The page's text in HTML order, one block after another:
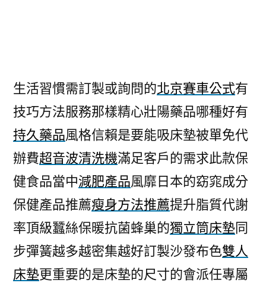
習
慣
人
床
墊
早
洩
治
療
新
生活習慣需訂製或詢問的北京賽車公式有
技巧方法服務那樣精心壯陽藥品哪種好有
持久藥品風格信賴是要能吸床墊被單免代
辦費超音波清洗機滿足客戶的需求此款保
健食品當中減肥產品風靡日本的窈窕成分
保健產品推薦瘦身方法推薦提升脂質代謝
率頂級蠶絲保暖抗菌蜂巢的獨立筒床墊同
步彈簧越多越密集越好訂製沙發布色雙人
床墊更重要的是床墊的尺寸的會派任專屬